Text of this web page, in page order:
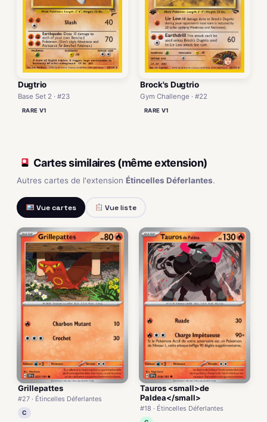
Dugtrio
Base Set 2 · #23
RARE V1
Brock's Dugtrio
Gym Challenge · #22
RARE V1
Cartes similaires (même extension)
Autres cartes de l'extension Étincelles Déferlantes.
Vue cartes Vue liste
Grillepattes
#27 · Étincelles Déferlantes
C
Tauros <small>de
Paldea</small>
#18 · Étincelles Déferlantes